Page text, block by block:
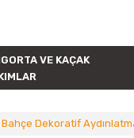
VE KAÇAK
Dekoratif